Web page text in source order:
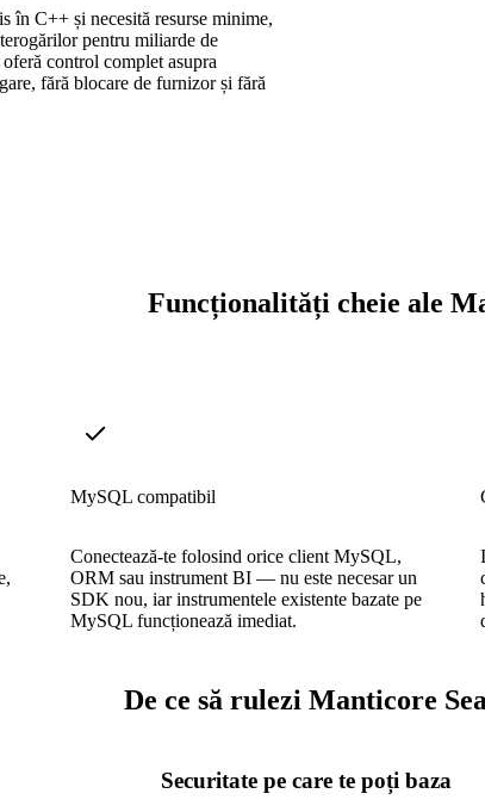
în C++ și necesită resurse minime,
pentru miliarde de
control complet asupra
fără blocare de furnizor și fără
Funcționalități cheie ale
MySQL compatibil
Conectează-te folosind orice client MySQL,
ORM sau instrument BI — nu este necesar un
SDK nou, iar instrumentele existente bazate pe
MySQL funcționează imediat.
De ce să rulezi Manticore
Securitate pe care te poți baza